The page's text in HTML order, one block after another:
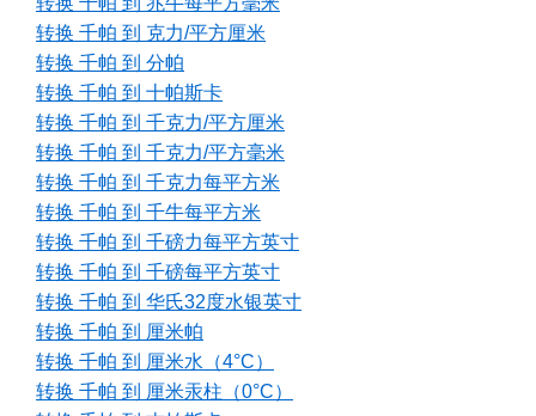
转换 千帕 到 克力/平方厘米
转换 千帕 到 分帕
转换 千帕 到 十帕斯卡
转换 千帕 到 千克力/平方厘米
转换 千帕 到 千克力/平方毫米
转换 千帕 到 千克力每平方米
转换 千帕 到 千牛每平方米
转换 千帕 到 千磅力每平方英寸
转换 千帕 到 千磅每平方英寸
转换 千帕 到 华氏32度水银英寸
转换 千帕 到 厘米帕
转换 千帕 到 厘米水（4°C）
转换 千帕 到 厘米汞柱（0°C）